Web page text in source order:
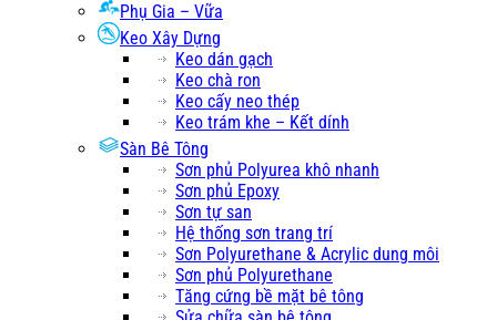
Phụ Gia – Vữa
Keo Xây Dựng
Keo dán gạch
Keo chà ron
Keo cấy neo thép
Keo trám khe – Kết dính
Sàn Bê Tông
Sơn phủ Polyurea khô nhanh
Sơn phủ Epoxy
Sơn tự san
Hệ thống sơn trang trí
Sơn Polyurethane & Acrylic dung môi
Sơn phủ Polyurethane
Tăng cứng bề mặt bê tông